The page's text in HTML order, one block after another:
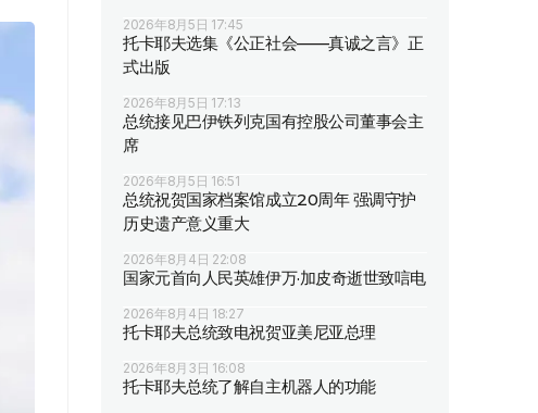
2026年8月5日 17:45
托卡耶夫选集《公正社会——真诚之言》正
式出版
2026年8月5日 17:13
总统接见巴伊铁列克国有控股公司董事会主
席
2026年8月5日 16:51
总统祝贺国家档案馆成立20周年 强调守护
历史遗产意义重大
2026年8月4日 22:08
国家元首向人民英雄伊万·加皮奇逝世致唁电
2026年8月4日 18:27
托卡耶夫总统致电祝贺亚美尼亚总理
2026年8月3日 16:08
托卡耶夫总统了解自主机器人的功能